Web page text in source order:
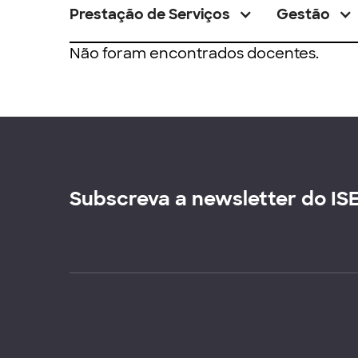
Prestação de Serviços Gestão
Não foram encontrados docentes.
Subscreva a newsletter do